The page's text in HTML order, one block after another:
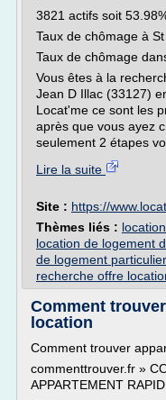
3821 actifs soit
Taux de chômage à
Taux de chômage
Vous êtes à la
Jean D Illac (33127)
Locat'me ce sont les
après que vous ayez
seulement 2 étapes
Lire la suite
Site : https://
Thèmes liés :
location de logement
de logement particulier
recherche offre
Comment
location
Comment trouver
commenttrouver.fr »
APPARTEMENT